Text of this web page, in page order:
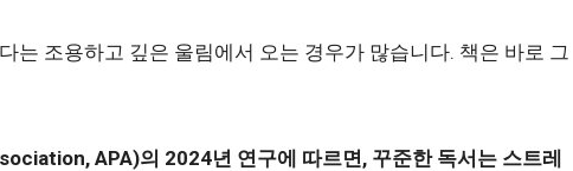
는 조용하고 깊은 울림에서 오는 경우가 많습니다. 책은 바로 그
APA)의 2024년 연구에 따르면, 꾸준한 독서는 스트레